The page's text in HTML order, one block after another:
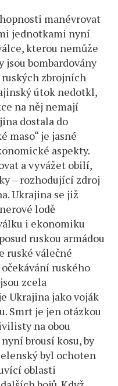
manévrovat
jednotkami nyní
kterou nemůže
jsou bombardovány
zbrojních
útok nedotkl,
na něj nemají
dostala do
maso“ je jasné
aspekty.
a vyvážet obilí,
– rozhodující zdroj
Ukrajina se již
lodě
i ekonomiku
ruskou armádou
ruské válečné
ruského
zcela
Ukrajina jako voják
Smrt je jen otázkou
na obou
brousí kosu, by
byl ochoten
oblasti